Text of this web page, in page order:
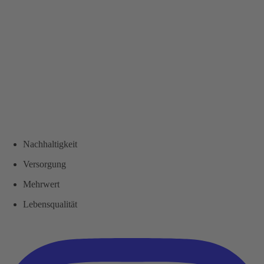
Nachhaltigkeit
Versorgung
Mehrwert
Lebensqualität